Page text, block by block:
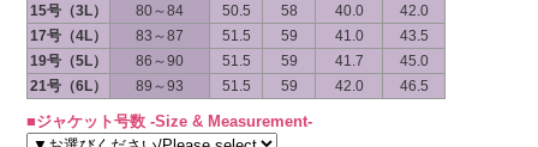
15号（3L）
80～84 50.5 58 40.0
42.0
17号（4L）
83～87 51.5 59 41.0
43.5
19号（5L）
86～90 51.5 59 41.7
45.0
21号（6L）
89～93 51.5 59 42.0 46.5
■ジャケット号数 -Size & Measurement-